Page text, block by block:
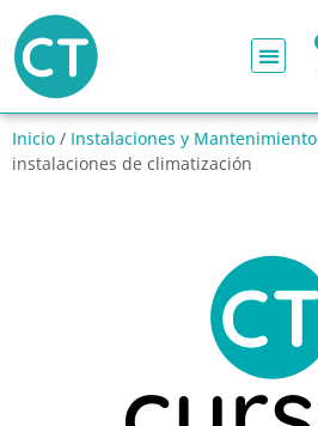
Inicio / Instalaciones y Mantenimiento
instalaciones de climatización